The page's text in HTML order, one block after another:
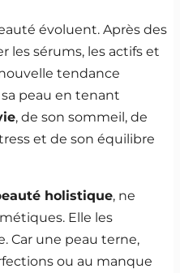
évoluent. Après des
les sérums, les actifs et
tendance
peau en tenant
, de son sommeil, de
et de son équilibre
holistique, ne
Elle les
Car une peau terne,
ou au manque